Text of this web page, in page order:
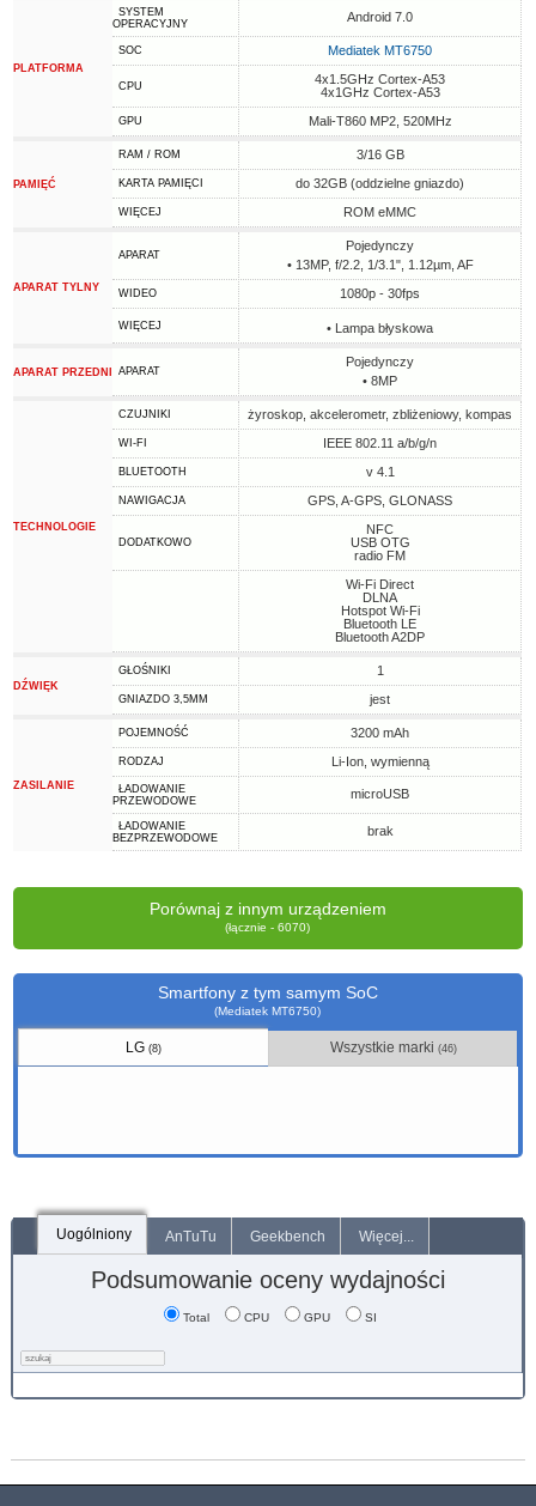
PLATFORMA
SYSTEM
OPERACYJNY
Android 7.0
SOC Mediatek MT6750
CPU
4x1.5GHz Cortex-A53
4x1GHz Cortex-A53
GPU Mali-T860 MP2, 520MHz
PAMIĘĆ
RAM / ROM 3/16 GB
KARTA PAMIĘCI do 32GB (oddzielne gniazdo)
WIĘCEJ ROM eMMC
APARAT TYLNY
APARAT
Pojedynczy
• 13MP, f/2.2, 1/3.1", 1.12µm, AF
WIDEO 1080p - 30fps
WIĘCEJ • Lampa błyskowa
APARAT PRZEDNI APARAT
Pojedynczy
• 8MP
TECHNOLOGIE
CZUJNIKI żyroskop, akcelerometr, zbliżeniowy, kompas
WI-FI IEEE 802.11 a/b/g/n
BLUETOOTH v 4.1
NAWIGACJA GPS, A-GPS, GLONASS
DODATKOWO
NFC
USB OTG
radio FM
Wi-Fi Direct
DLNA
Hotspot Wi-Fi
Bluetooth LE
Bluetooth A2DP
DŹWIĘK
GŁOŚNIKI 1
GNIAZDO 3,5MM jest
ZASILANIE
POJEMNOŚĆ 3200 mAh
RODZAJ Li-Ion, wymienną
ŁADOWANIE
PRZEWODOWE
microUSB
ŁADOWANIE
BEZPRZEWODOWE
brak
Porównaj z innym urządzeniem
(łącznie - 6070)
Smartfony z tym samym SoC
(Mediatek MT6750)
LG(8) Wszystkie marki (46)
Uogólniony AnTuTu Geekbench Więcej...
Podsumowanie oceny wydajności
Total CPU GPU SI